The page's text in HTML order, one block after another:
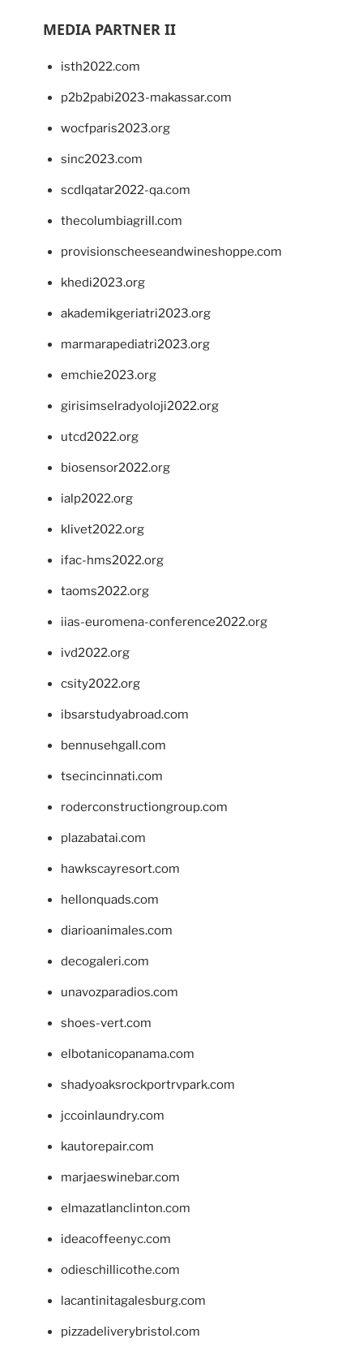
MEDIA PARTNER II
isth2022.com
p2b2pabi2023-makassar.com
wocfparis2023.org
sinc2023.com
scdlqatar2022-qa.com
thecolumbiagrill.com
provisionscheeseandwineshoppe.com
khedi2023.org
akademikgeriatri2023.org
marmarapediatri2023.org
emchie2023.org
girisimselradyoloji2022.org
utcd2022.org
biosensor2022.org
ialp2022.org
klivet2022.org
ifac-hms2022.org
taoms2022.org
iias-euromena-conference2022.org
ivd2022.org
csity2022.org
ibsarstudyabroad.com
bennusehgall.com
tsecincinnati.com
roderconstructiongroup.com
plazabatai.com
hawkscayresort.com
hellonquads.com
diarioanimales.com
decogaleri.com
unavozparadios.com
shoes-vert.com
elbotanicopanama.com
shadyoaksrockportrvpark.com
jccoinlaundry.com
kautorepair.com
marjaeswinebar.com
elmazatlanclinton.com
ideacoffeenyc.com
odieschillicothe.com
lacantinitagalesburg.com
pizzadeliverybristol.com